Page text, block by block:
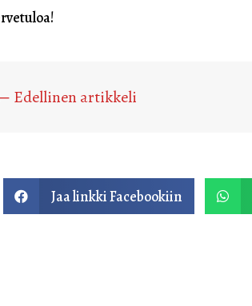
Edellinen artikkeli
 Jaa linkki Facebookiin 